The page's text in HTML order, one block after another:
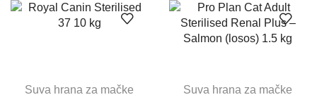
Suva hrana za mačke Suva hrana za mačke